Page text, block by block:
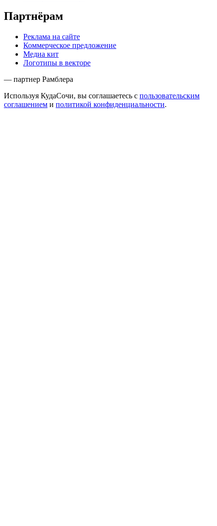
Партнёрам
Реклама на сайте
Коммерческое предложение
Медиа кит
Логотипы в векторе
— партнер Рамблера
Используя КудаСочи, вы соглашаетесь с пользовательским
соглашением и политикой конфиденциальности.